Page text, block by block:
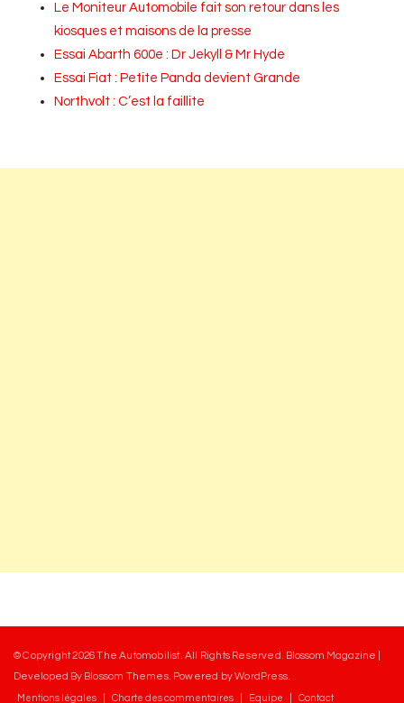
Le Moniteur Automobile fait son retour dans les
kiosques et maisons de la presse
Essai Abarth 600e : Dr Jekyll & Mr Hyde
Essai Fiat : Petite Panda devient Grande
Northvolt : C’est la faillite
© Copyright 2026The Automobilist. All Rights Reserved. Blossom Magazine |
Developed By Blossom Themes. Powered byWordPress
Mentions légales Charte des commentaires Equipe Contact